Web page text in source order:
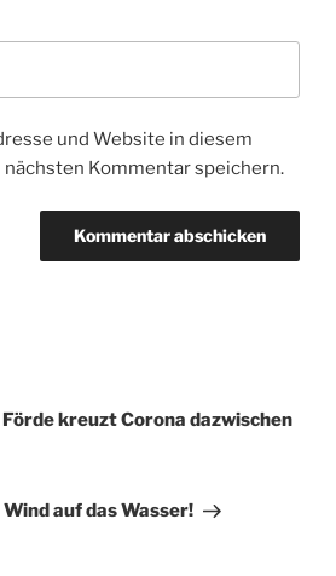
und Website in diesem
Kommentar speichern.
kreuzt Corona dazwischen
auf das Wasser!